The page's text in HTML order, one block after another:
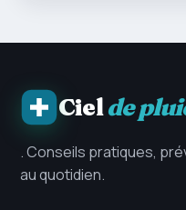
Cielde
. Conseils pratiques,
au quotidien.